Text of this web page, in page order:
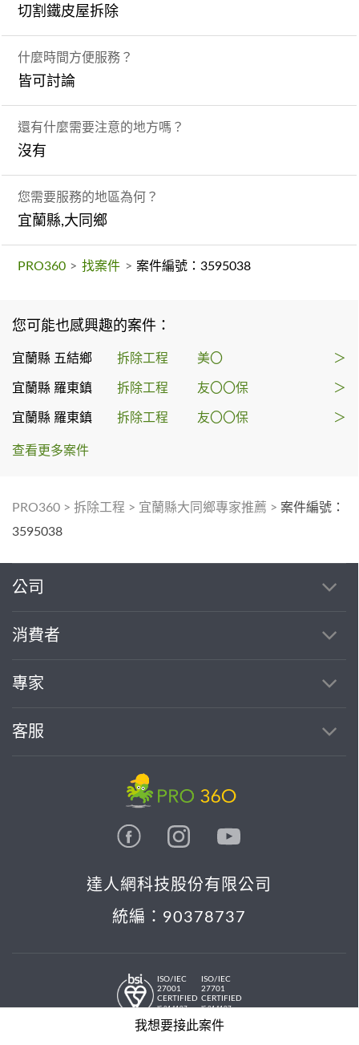
切割鐵皮屋拆除
什麼時間方便服務？
皆可討論
還有什麼需要注意的地方嗎？
沒有
您需要服務的地區為何？
宜蘭縣,大同鄉
PRO360 > 找案件 > 案件編號：3595038
您可能也感興趣的案件：
宜蘭縣 五結鄉 拆除工程 美〇 ＞
宜蘭縣 羅東鎮 拆除工程 友〇〇保 ＞
宜蘭縣 羅東鎮 拆除工程 友〇〇保 ＞
查看更多案件
PRO360 > 拆除工程 > 宜蘭縣大同鄉專家推薦 > 案件編號：
3595038
我想要接此案件
公司
消費者
專家
客服
達人網科技股份有限公司
統編：90378737
ISO/IEC
27001
CERTIFIED
IS 814197
ISO/IEC
27701
CERTIFIED
IS 814197
© 2026 PRO36O. All rights reserved.